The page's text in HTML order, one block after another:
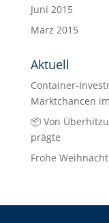
Juni 2015
März 2015
Aktuell
Container-
Marktchancen
📦 Von
prägte
Frohe